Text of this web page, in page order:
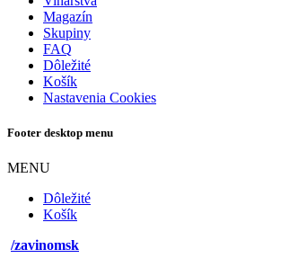
Magazín
Skupiny
FAQ
Dôležité
Košík
Nastavenia Cookies
Footer desktop menu
MENU
Dôležité
Košík
/zavinomsk